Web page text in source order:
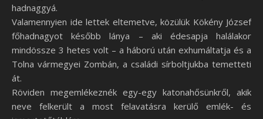
hadnaggyá.
Valamennyien ide lettek eltemetve, közülük Kökény József
főhadnagyot később lánya – aki édesapja halálakor
mindössze 3 hetes volt – a háború után exhumáltatja és a
Tolna vármegyei Zombán, a családi sírboltjukba temetteti
át.
Röviden megemlékeznék egy-egy katonahősünkről, akik
neve felkerült a most felavatásra kerülő emlék- és